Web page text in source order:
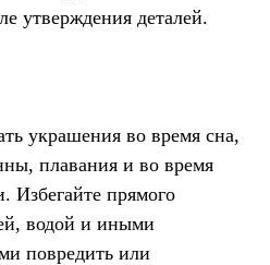
утверждения деталей.
украшения во время сна,
плавания и во время
Избегайте прямого
водой и иными
повредить или